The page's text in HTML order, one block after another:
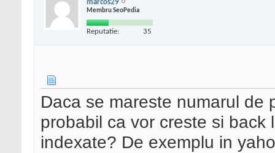
marcos29
Membru SeoPedia
Reputatie: 35
Daca se mareste numarul de
probabil ca vor creste si back
indexate? De exemplu in